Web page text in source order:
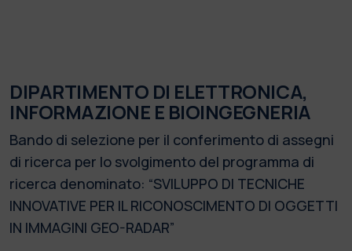
DIPARTIMENTO DI ELETTRONICA,
INFORMAZIONE E BIOINGEGNERIA
Bando di selezione per il conferimento di assegni
di ricerca per lo svolgimento del programma di
ricerca denominato: “SVILUPPO DI TECNICHE
INNOVATIVE PER IL RICONOSCIMENTO DI OGGETTI
IN IMMAGINI GEO-RADAR”